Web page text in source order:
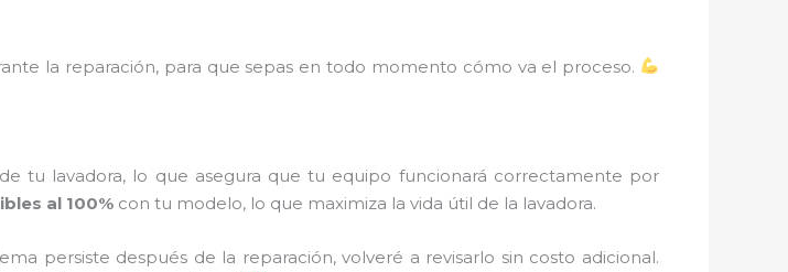
la reparación, para que sepas en todo momento cómo va el proceso.
tu lavadora, lo que asegura que tu equipo funcionará correctamente por
al 100% con tu modelo, lo que maximiza la vida útil de la lavadora.
persiste después de la reparación, volveré a revisarlo sin costo adicional.